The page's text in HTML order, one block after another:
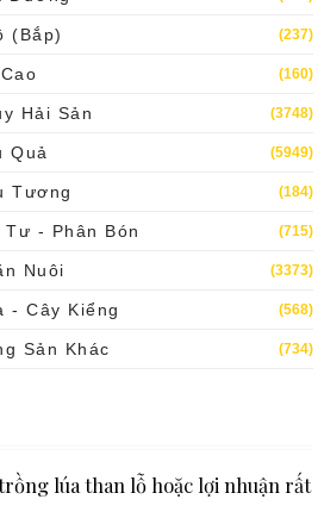
(bắp) (237)
(160)
Hải Sản (3748)
Quả (5949)
Tương (184)
- Phân Bón (715)
Nuôi (3373)
- Cây Kiểng (568)
Sản Khác (734)
lúa than lỗ hoặc lợi nhuận rất